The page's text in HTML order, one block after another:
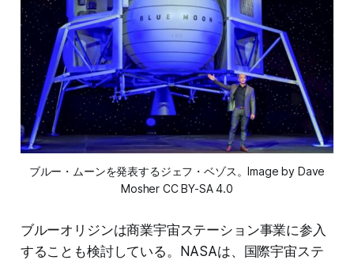
ブルー・ムーンを発表するジェフ・ベゾス。Image by Dave
Mosher CC BY-SA 4.0
ブルーオリジンは商業宇宙ステーション事業に参入
することも検討している。NASAは、国際宇宙ステ